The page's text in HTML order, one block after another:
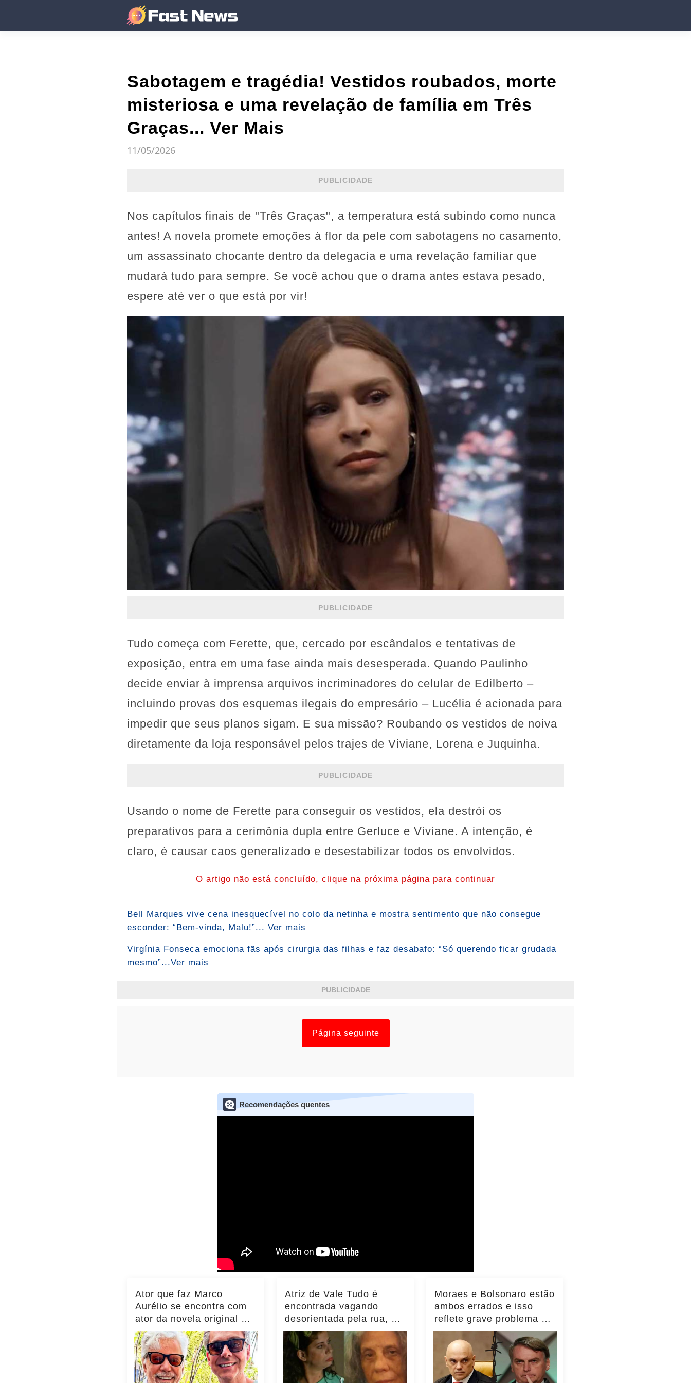
Sabotagem e tragédia! Vestidos roubados, morte
misteriosa e uma revelação de família em Três
Graças... Ver Mais
11/05/2026
PUBLICIDADE
Nos capítulos finais de "Três Graças", a temperatura está subindo como nunca
antes! A novela promete emoções à flor da pele com sabotagens no casamento,
um assassinato chocante dentro da delegacia e uma revelação familiar que
mudará tudo para sempre. Se você achou que o drama antes estava pesado,
espere até ver o que está por vir!
PUBLICIDADE
Tudo começa com Ferette, que, cercado por escândalos e tentativas de
exposição, entra em uma fase ainda mais desesperada. Quando Paulinho
decide enviar à imprensa arquivos incriminadores do celular de Edilberto –
incluindo provas dos esquemas ilegais do empresário – Lucélia é acionada para
impedir que seus planos sigam. E sua missão? Roubando os vestidos de noiva
diretamente da loja responsável pelos trajes de Viviane, Lorena e Juquinha.
PUBLICIDADE
Usando o nome de Ferette para conseguir os vestidos, ela destrói os
preparativos para a cerimônia dupla entre Gerluce e Viviane. A intenção, é
claro, é causar caos generalizado e desestabilizar todos os envolvidos.
O artigo não está concluído, clique na próxima página para continuar
Bell Marques vive cena inesquecível no colo da netinha e mostra sentimento que não consegue
esconder: “Bem-vinda, Malu!”... Ver mais
Virgínia Fonseca emociona fãs após cirurgia das filhas e faz desabafo: “Só querendo ficar grudada
mesmo”...Ver mais
PUBLICIDADE
Página seguinte
Recomendações quentes
Ator que faz Marco
Aurélio se encontra com
ator da novela original e
momento viraliza,
notícias!... ver mais
Atriz de Vale Tudo é
encontrada vagando
desorientada pela rua, e
filha faz... Ver mais
Moraes e Bolsonaro estão
ambos errados e isso
reflete grave problema do
Brasil, diz Transparência
Internacional